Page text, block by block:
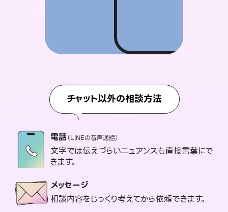
チャット以外の相談方法
電話（LINEの音声通話）
文字では伝えづらいニュアンスも直接言葉にで
きます。
メッセージ
相談内容をじっくり考えてから依頼できます。